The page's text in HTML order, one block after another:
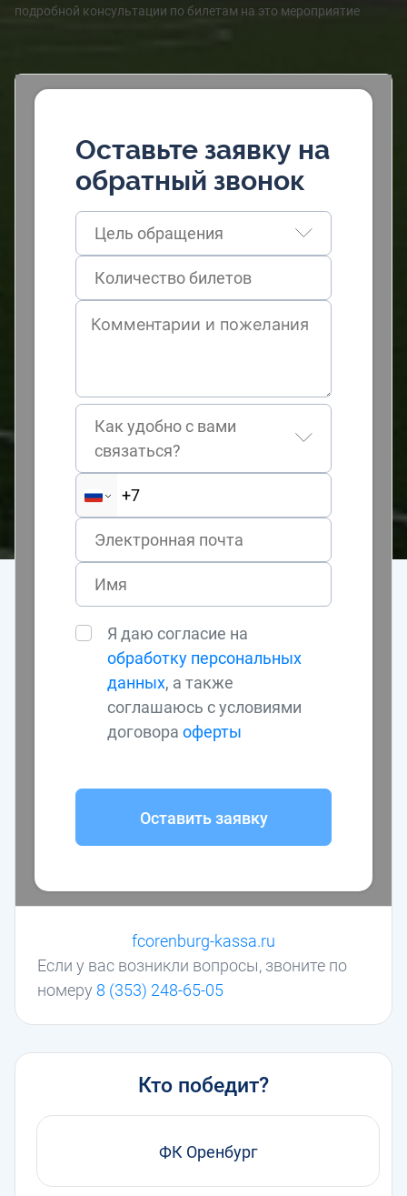
подробной консультации по билетам на это мероприятие
Оставьте заявку на
обратный звонок
Цель обращения
Как удобно с вами
связаться?
Я даю согласие на
обработку персональных
данных, а также
соглашаюсь с условиями
договораоферты
Оставить заявку
Если у вас возникли вопросы, звоните по
номеру 8 (353) 248-65-05
fcorenburg-kassa.ru
Кто победит?
ФК Оренбург